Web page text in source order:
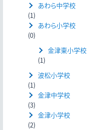
あわら中学校
(1)
あわら小学校
(0)
金津東小学校
(1)
波松小学校
(1)
金津中学校
(3)
金津小学校
(2)